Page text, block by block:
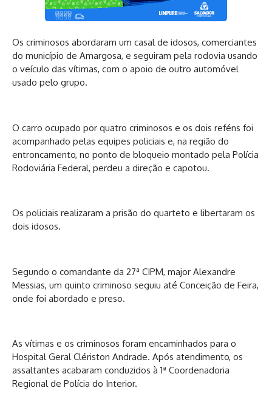
Os criminosos abordaram um casal de idosos, comerciantes
do município de Amargosa, e seguiram pela rodovia usando
o veículo das vítimas, com o apoio de outro automóvel
usado pelo grupo.
O carro ocupado por quatro criminosos e os dois reféns foi
acompanhado pelas equipes policiais e, na região do
entroncamento, no ponto de bloqueio montado pela Polícia
Rodoviária Federal, perdeu a direção e capotou.
Os policiais realizaram a prisão do quarteto e libertaram os
dois idosos.
Segundo o comandante da 27ª CIPM, major Alexandre
Messias, um quinto criminoso seguiu até Conceição de Feira,
onde foi abordado e preso.
As vítimas e os criminosos foram encaminhados para o
Hospital Geral Clériston Andrade. Após atendimento, os
assaltantes acabaram conduzidos à 1ª Coordenadoria
Regional de Polícia do Interior.